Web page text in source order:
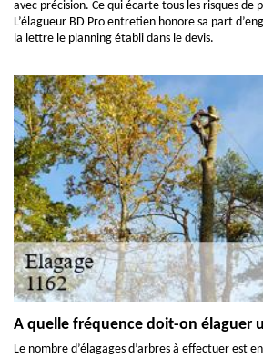
avec précision. Ce qui écarte tous les risques de
L’élagueur BD Pro entretien honore sa part
la lettre le planning établi dans le devis.
A quelle fréquence doit-on élaguer
Le nombre d’élagages d’arbres à effectuer est